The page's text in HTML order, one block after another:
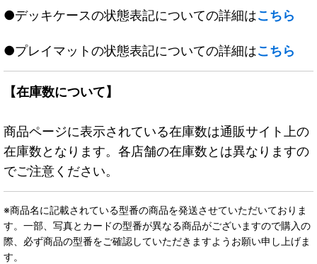
●デッキケースの状態表記についての詳細はこちら
●プレイマットの状態表記についての詳細はこちら
【在庫数について】
商品ページに表示されている在庫数は通販サイト上の
在庫数となります。各店舗の在庫数とは異なりますの
でご注意ください。
※商品名に記載されている型番の商品を発送させていただいておりま
す。一部、写真とカードの型番が異なる商品がございますので購入の
際、必ず商品の型番をご確認していただきますようお願い申し上げま
す。